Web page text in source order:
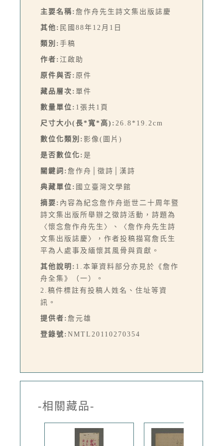
主要名稱: 詹作舟先生詩文集出版誌慶
其他: 民國88年12月1日
類別: 手稿
作者: 江啟助
原件與否: 原件
藏品層次: 單件
數量單位: 1張共1頁
尺寸大小(長*寬*高): 26.8*19.2cm
數位化類別: 影像(圖片)
是否數位化: 是
關鍵詞: 詹作舟│徵詩│漢詩
典藏單位: 國立臺灣文學館
摘要: 內容為紀念詹作舟逝世二十周年暨
詩文集出版所舉辦之徵詩活動，詩題為
〈懷念詹作舟先生〉、〈詹作舟先生詩
文集出版誌慶〉，作者投稿描寫詹氏生
平為人處事及緬懷其風骨與貢獻。
其他說明: 1.本筆資料部分亦見於《詹作
舟全集》（一）。
2.稿件標註有投稿人姓名、住址等資
訊。
提供者: 詹元雄
登錄號: NMTL20110270354
-相關藏品-